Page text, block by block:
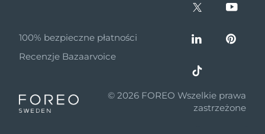
Program partnerski
Wiadomości
MYSA
100% bezpieczne płatności
Recenzje Bazaarvoice
© 2026 FOREO Wszelkie prawa
zastrzeżone